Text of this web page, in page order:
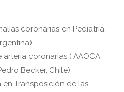
coronarias en Pediatría.
coronarias ( AAOCA,
Becker, Chile)
Transposición de las